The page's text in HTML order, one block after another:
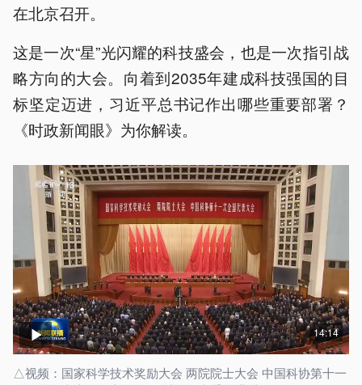
在北京召开。
这是一次“星”光闪耀的科技盛会，也是一次指引战
略方向的大会。向着到2035年建成科技强国的目
标坚定迈进，习近平总书记作出哪些重要部署？
《时政新闻眼》为你解读。
14:14
△视频：国家科学技术奖励大会 两院院士大会 中国科协第十一